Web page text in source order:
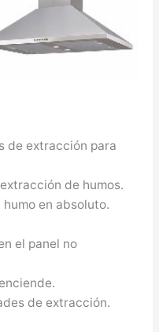
de extracción para
de humos.
en absoluto.
el panel no
de extracción.